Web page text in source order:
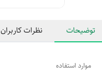
توضیحات نظرات کاربران
موارد استفاده